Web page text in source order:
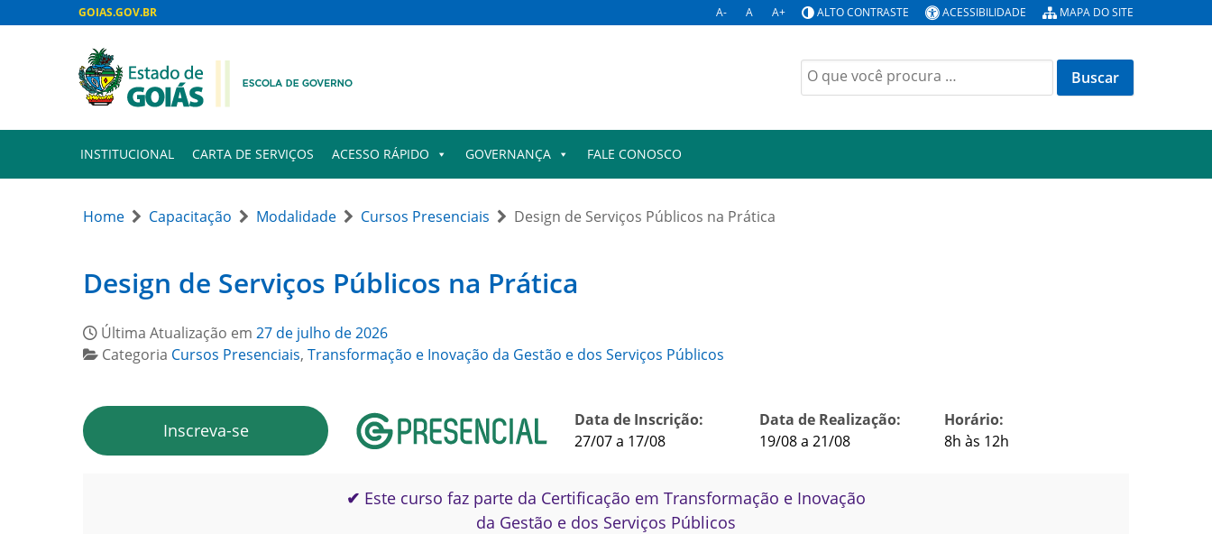
GOIAS.GOV.BR A- A A+ ALTO CONTRASTE ACESSIBILIDADE MAPA DO SITE
Buscar
por:
INSTITUCIONAL CARTA DE SERVIÇOS ACESSO RÁPIDO GOVERNANÇA FALE CONOSCO
Home Capacitação Modalidade Cursos Presenciais Design de Serviços Públicos na Prática
Design de Serviços Públicos na Prática
Última Atualização em 27 de julho de 2026
Categoria Cursos Presenciais, Transformação e Inovação da Gestão e dos Serviços Públicos
Inscreva-se
Data de Inscrição:
27/07 a 17/08
Data de Realização:
19/08 a 21/08
Horário:
8h às 12h
✔ Este curso faz parte da Certificação em Transformação e Inovação
da Gestão e dos Serviços Públicos